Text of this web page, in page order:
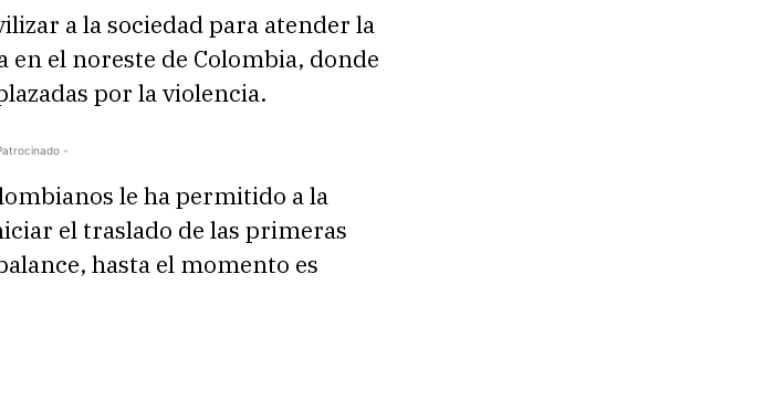
a la sociedad para atender la
el noreste de Colombia, donde
por la violencia.
-
le ha permitido a la
el traslado de las primeras
hasta el momento es